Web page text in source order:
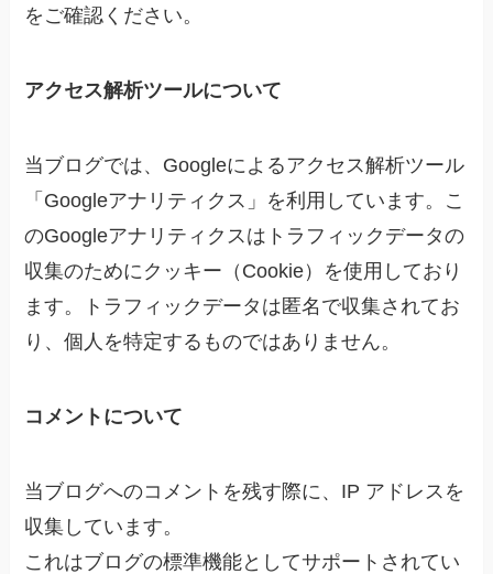
をご確認ください。
アクセス解析ツールについて
当ブログでは、Googleによるアクセス解析ツール
「Googleアナリティクス」を利用しています。こ
のGoogleアナリティクスはトラフィックデータの
収集のためにクッキー（Cookie）を使用しており
ます。トラフィックデータは匿名で収集されてお
り、個人を特定するものではありません。
コメントについて
当ブログへのコメントを残す際に、IP アドレスを
収集しています。
これはブログの標準機能としてサポートされてい